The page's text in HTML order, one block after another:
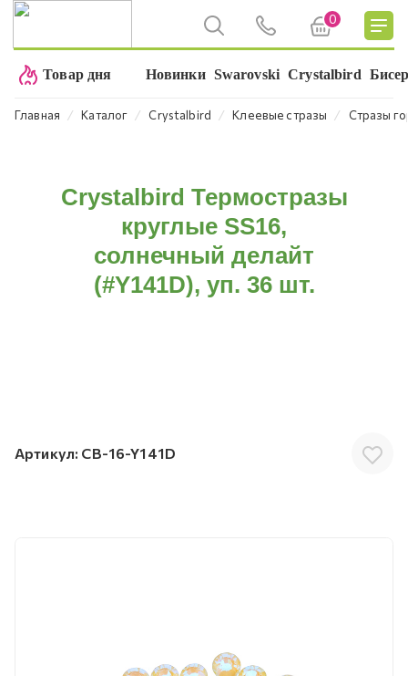
0
Товар дня Новинки Swarovski Crystalbird
Главная ⁄ Каталог ⁄ Crystalbird ⁄ Клеевые стразы ⁄ Стразы
Crystalbird Термостразы
круглые SS16,
солнечный делайт
(#Y141D), уп. 36 шт.
Артикул: CB-16-Y141D